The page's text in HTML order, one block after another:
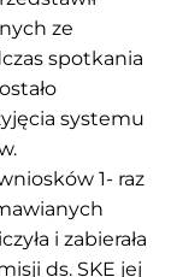
ze
spotkania
systemu
1- raz
i zabierała
ds. SKE jej